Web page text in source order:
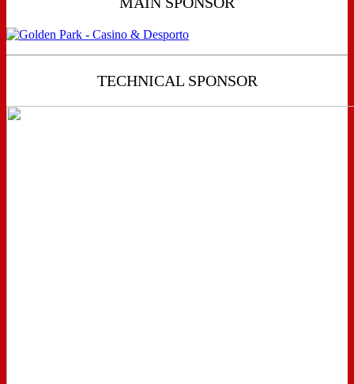
TECHNICAL SPONSOR